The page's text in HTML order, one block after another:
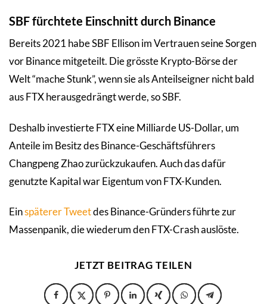
SBF fürchtete Einschnitt durch Binance
Bereits 2021 habe SBF Ellison im Vertrauen seine Sorgen
vor Binance mitgeteilt. Die grösste Krypto-Börse der
Welt “mache Stunk”, wenn sie als Anteilseigner nicht bald
aus FTX herausgedrängt werde, so SBF.
Deshalb investierte FTX eine Milliarde US-Dollar, um
Anteile im Besitz des Binance-Geschäftsführers
Changpeng Zhao zurückzukaufen. Auch das dafür
genutzte Kapital war Eigentum von FTX-Kunden.
Einspäterer Tweetdes Binance-Gründers führte zur
Massenpanik, die wiederum den FTX-Crash auslöste.
JETZT BEITRAG TEILEN